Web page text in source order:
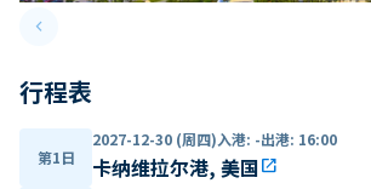
keyboard_arrow_leftPrevious slide
行程表
第1日
2027-12-30 (周四)入港: -出港: 16:00
卡纳维拉尔港, 美国open_in_new